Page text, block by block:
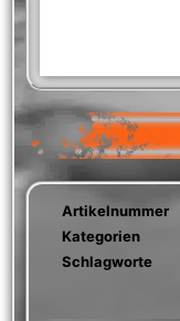
Artikelnummer
Kategorien
Schlagworte